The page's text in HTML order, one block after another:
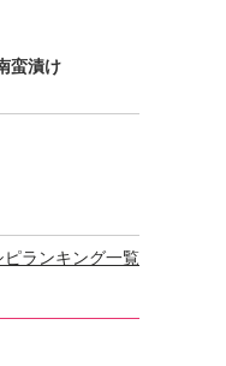
蛮漬け
ピランキング一覧